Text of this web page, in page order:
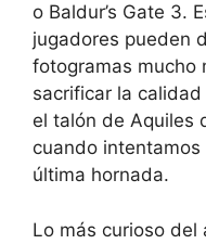
o Baldur’s Gate 3.
jugadores pueden
fotogramas mucho
sacrificar la
el talón de Aquiles
cuando
última hornada.
Lo más curioso del